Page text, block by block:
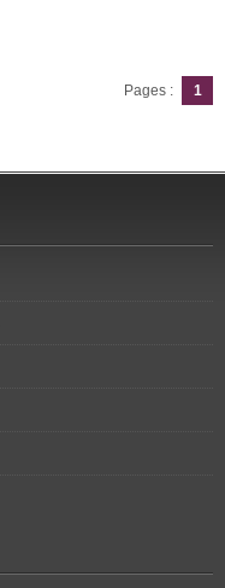
Pages : 1